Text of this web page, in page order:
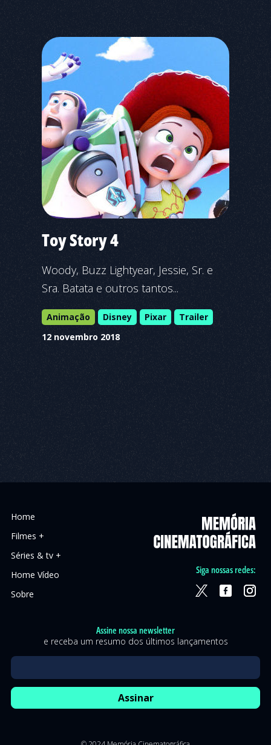
Toy Story 4
Woody, Buzz Lightyear, Jessie, Sr. e
Sra. Batata e outros tantos...
Animação Disney Pixar
Trailer
12 novembro 2018
Home
Filmes +
Séries & tv +
Home Vídeo
Sobre
Assine nossa newsletter
e receba um resumo dos últimos lançamentos
Siga nossas redes: